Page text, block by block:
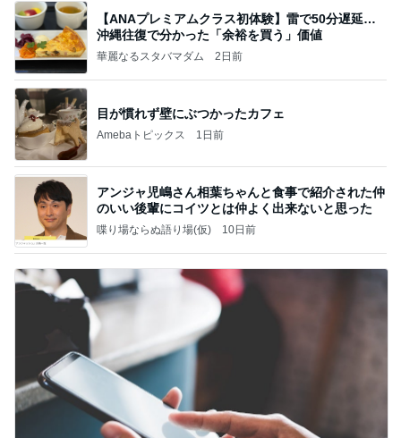
【ANAプレミアムクラス初体験】雷で50分遅延…
沖縄往復で分かった「余裕を買う」価値
華麗なるスタバマダム 2日前
目が慣れず壁にぶつかったカフェ
Amebaトピックス 1日前
アンジャ児嶋さん相葉ちゃんと食事で紹介された仲
のいい後輩にコイツとは仲よく出来ないと思った
喋り場ならぬ語り場(仮) 10日前